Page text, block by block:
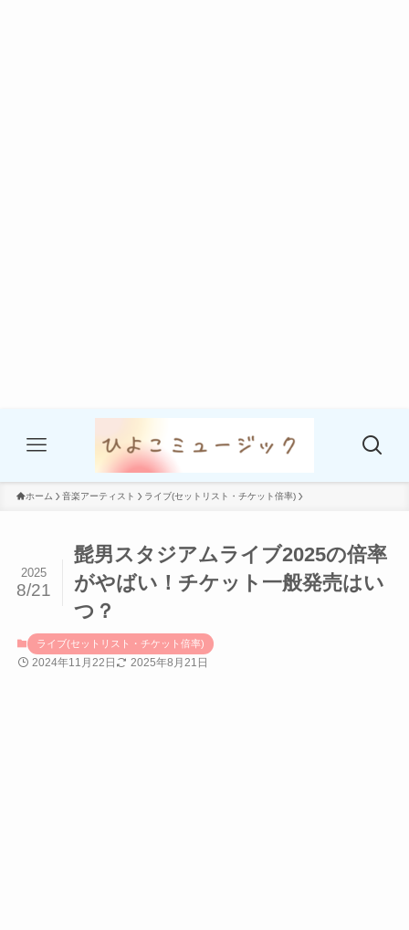
ホーム 音楽アーティスト ライブ(セットリスト・チケット倍率)
髭男スタジアムライブ2025の倍率
がやばい！チケット一般発売はい
つ？
2025
8/21
ライブ(セットリスト・チケット倍率)
2024年11月22日 2025年8月21日